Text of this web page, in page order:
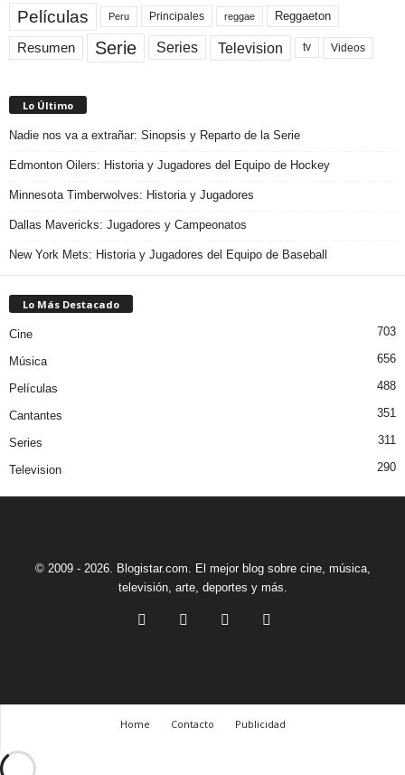
Películas Peru Principales reggae Reggaeton
Resumen Serie Series Television tv Videos
Lo Último
Nadie nos va a extrañar: Sinopsis y Reparto de la Serie
Edmonton Oilers: Historia y Jugadores del Equipo de Hockey
Minnesota Timberwolves: Historia y Jugadores
Dallas Mavericks: Jugadores y Campeonatos
New York Mets: Historia y Jugadores del Equipo de Baseball
Lo Más Destacado
Cine 703
Música 656
Películas 488
Cantantes 351
Series 311
Television 290
© 2009 - 2026. Blogistar.com. El mejor blog sobre cine, música,
televisión, arte, deportes y más.
Home Contacto Publicidad